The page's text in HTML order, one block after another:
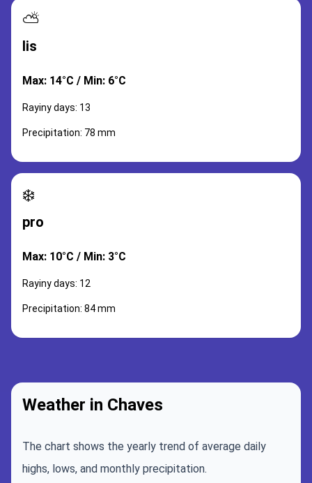
⛅
lis
Max: 14°C / Min: 6°C
Rayiny days: 13
Precipitation: 78 mm
❄️
pro
Max: 10°C / Min: 3°C
Rayiny days: 12
Precipitation: 84 mm
Weather in Chaves
The chart shows the yearly trend of average daily
highs, lows, and monthly precipitation.